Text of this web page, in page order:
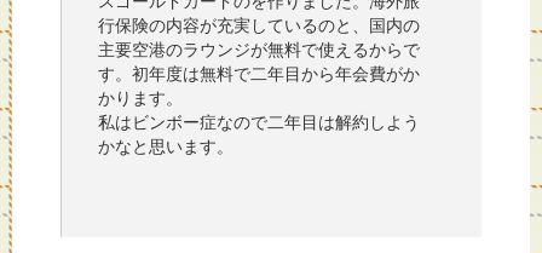
行保険の内容が充実しているのと、国内の
主要空港のラウンジが無料で使えるからで
す。初年度は無料で二年目から年会費がか
かります。
私はビンボー症なので二年目は解約しよう
かなと思います。